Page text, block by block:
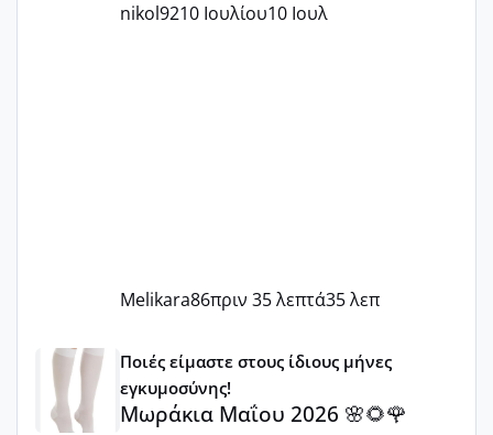
nikol9210 Ιουλίου10 Ιουλ
Melikara86πριν 35 λεπτά35 λεπ
Μωράκια Μαΐου 2026 🌸🌻🌹
Ποιές είμαστε στους ίδιους μήνες
εγκυμοσύνης!
Μωράκια Μαΐου 2026 🌸🌻🌹